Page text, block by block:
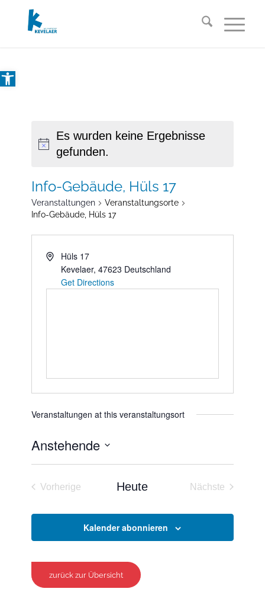
Open toolbar
Es wurden keine Ergebnisse
gefunden.
Info-Gebäude, Hüls 17
Veranstaltungen
Veranstaltungsorte
Info-Gebäude, Hüls 17
Hüls 17
Kevelaer, 47623 Deutschland
Get Directions
Veranstaltungen at this veranstaltungsort
Anstehende
Datum
wählen.
Vorherige
Heute
Nächste
Kalender abonnieren
zurück zur Übersicht